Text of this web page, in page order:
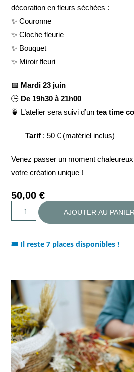
décoration en fleurs séchées :
✨ Couronne
✨ Cloche fleurie
✨ Bouquet
✨ Miroir fleuri
📅 Mardi 23 juin
🕒 De 19h30 à 21h00
🍵 L’atelier sera suivi d’untea time
Tarif : 50 € (matériel inclus)
Venez passer un moment
votre création unique !
50,00€
AJOUTER AU PANIER
🎟️ Il reste 7 places disponibles !